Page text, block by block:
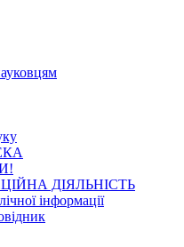
ДІЯЛЬНІСТЬ
інформації